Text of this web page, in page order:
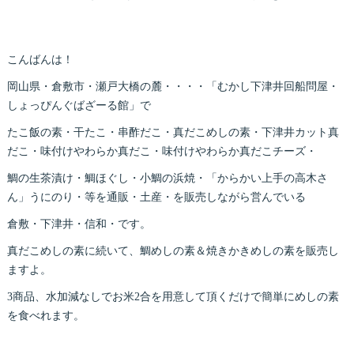
こんばんは！
岡山県・倉敷市・瀬戸大橋の麓・・・・「むかし下津井回船問屋・
しょっぴんぐばざーる館」で
たこ飯の素・干たこ・串酢だこ・真だこめしの素・下津井カット真
だこ・味付けやわらか真だこ・味付けやわらか真だこチーズ・
鯛の生茶漬け・鯛ほぐし・小鯛の浜焼・「からかい上手の高木さ
ん」うにのり・等を通販・土産・を販売しながら営んでいる
倉敷・下津井・信和・です。
真だこめしの素に続いて、鯛めしの素＆焼きかきめしの素を販売し
ますよ。
3商品、水加減なしでお米2合を用意して頂くだけで簡単にめしの素
を食べれます。